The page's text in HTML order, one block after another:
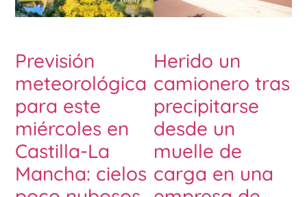
Previsión
meteorológica
para este
miércoles en
Castilla-La
Mancha: cielos
Herido un
camionero tras
precipitarse
desde un
muelle de
carga en una